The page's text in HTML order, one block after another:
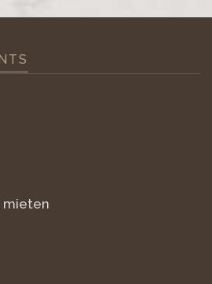
mieten